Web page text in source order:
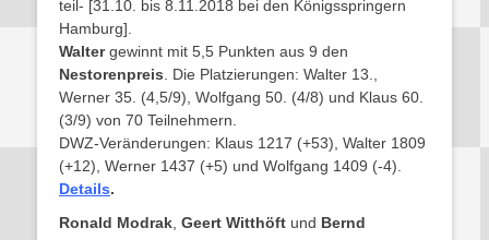
teil- [31.10. bis 8.11.2018 bei den Königsspringern
Hamburg].
Waltergewinnt mit 5,5 Punkten aus 9 den
Nestorenpreis . Die Platzierungen: Walter 13.,
Werner 35. (4,5/9), Wolfgang 50. (4/8) und Klaus 60.
(3/9) von 70 Teilnehmern.
DWZ-Veränderungen: Klaus 1217 (+53), Walter 1809
(+12), Werner 1437 (+5) und Wolfgang 1409 (-4).
Details.
Ronald Modrak Geert Witthöft und Bernd